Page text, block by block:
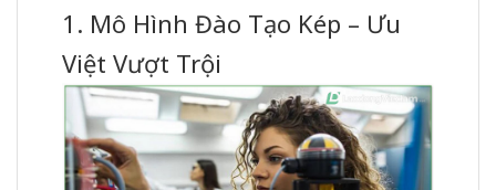
1. Mô Hình Đào Tạo Kép – Ưu
Việt Vượt Trội